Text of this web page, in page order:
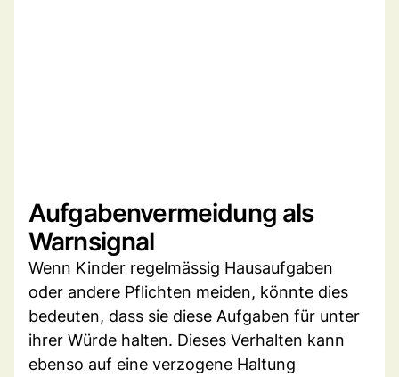
Aufgabenvermeidung als
Warnsignal
Wenn Kinder regelmässig Hausaufgaben
oder andere Pflichten meiden, könnte dies
bedeuten, dass sie diese Aufgaben für unter
ihrer Würde halten. Dieses Verhalten kann
ebenso auf eine verzogene Haltung